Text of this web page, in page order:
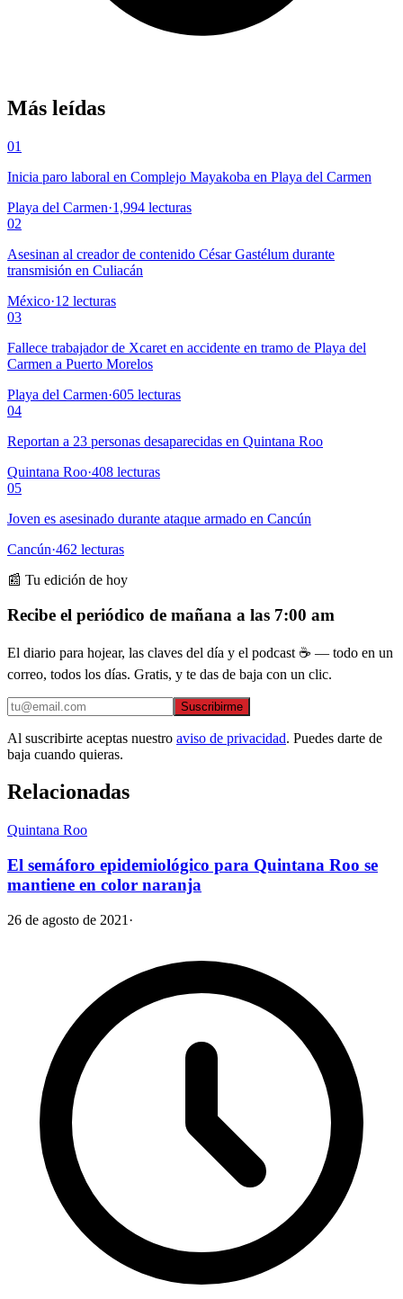
Más leídas
01
Inicia paro laboral en Complejo Mayakoba en Playa del Carmen
Playa del Carmen·1,994 lecturas
02
Asesinan al creador de contenido César Gastélum durante
transmisión en Culiacán
México·12 lecturas
03
Fallece trabajador de Xcaret en accidente en tramo de Playa del
Carmen a Puerto Morelos
Playa del Carmen·605 lecturas
04
Reportan a 23 personas desaparecidas en Quintana Roo
Quintana Roo·408 lecturas
05
Joven es asesinado durante ataque armado en Cancún
Cancún·462 lecturas
📰 Tu edición de hoy
Recibe el periódico de mañana a las 7:00 am
El diario para hojear, las claves del día y el podcast ☕ — todo en un
correo, todos los días. Gratis, y te das de baja con un clic.
Suscribirme
Al suscribirte aceptas nuestro aviso de privacidad. Puedes darte de
baja cuando quieras.
Relacionadas
Quintana Roo
El semáforo epidemiológico para Quintana Roo se
mantiene en color naranja
26 de agosto de 2021 ·